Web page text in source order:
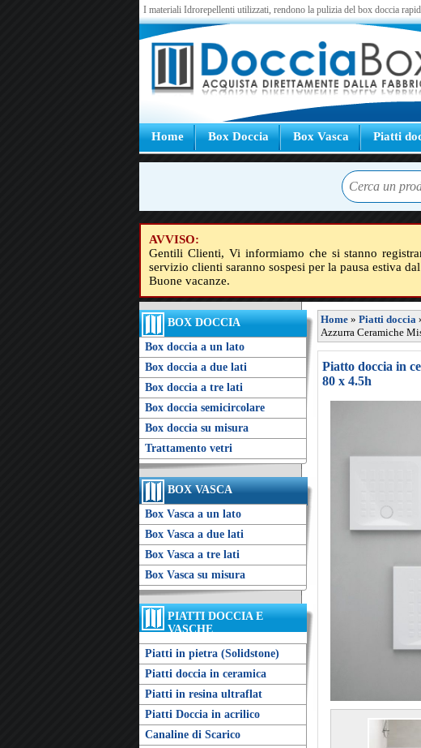
I materiali Idrorepellenti utilizzati, rendono la pulizia del box doccia
Home Box Doccia Box Vasca Piatti
AVVISO:
Gentili Clienti, Vi informiamo che si stanno
servizio clienti saranno sospesi per la pausa estiva
Buone vacanze.
BOX DOCCIA
Box doccia a un lato
Box doccia a due lati
Box doccia a tre lati
Box doccia semicircolare
Box doccia su misura
Trattamento vetri
BOX VASCA
Box Vasca a un lato
Box Vasca a due lati
Box Vasca a tre lati
Box Vasca su misura
PIATTI DOCCIA E
VASCHE
Piatti in pietra (Solidstone)
Piatti doccia in ceramica
Piatti in resina ultraflat
Piatti Doccia in acrilico
Canaline di Scarico
Home » Piatti doccia
Azzurra Ceramiche
Piatto doccia in
80 x 4.5h